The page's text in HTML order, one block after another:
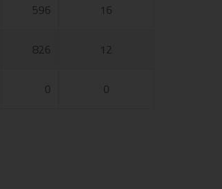
596 16
826 12
0 0